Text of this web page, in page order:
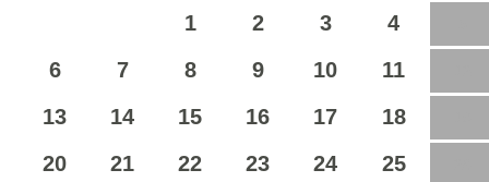
1 2 3 4
6 7 8 9 10 11
13 14 15 16 17 18
20 21 22 23 24 25